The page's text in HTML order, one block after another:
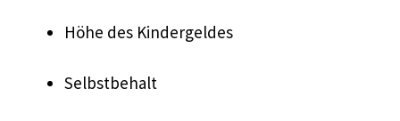
Höhe des Kindergeldes
Selbstbehalt